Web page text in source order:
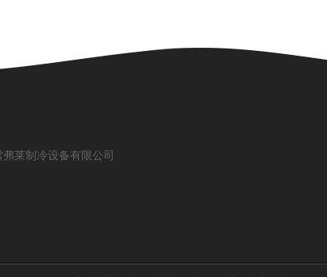
莱制冷设备有限公司